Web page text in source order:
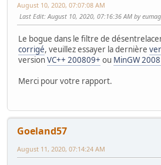
August 10, 2020, 07:07:08 AM
Last Edit: August 10, 2020, 07:16:36 AM by
Le bogue dans le filtre de
corrigé, veuillez essayer la dernière
versionVC++ 200809+ ou MinGW
Merci pour votre rapport.
Goeland57
August 11, 2020, 07:14:24 AM